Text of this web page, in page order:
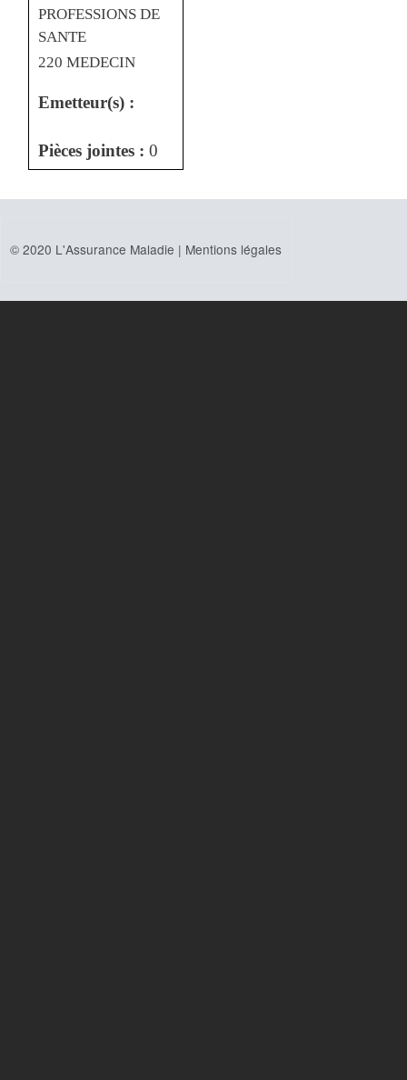
PROFESSIONS DE
SANTE
220 MEDECIN
Emetteur(s) :
Pièces jointes : 0
© 2020 L'Assurance Maladie | Mentions légales